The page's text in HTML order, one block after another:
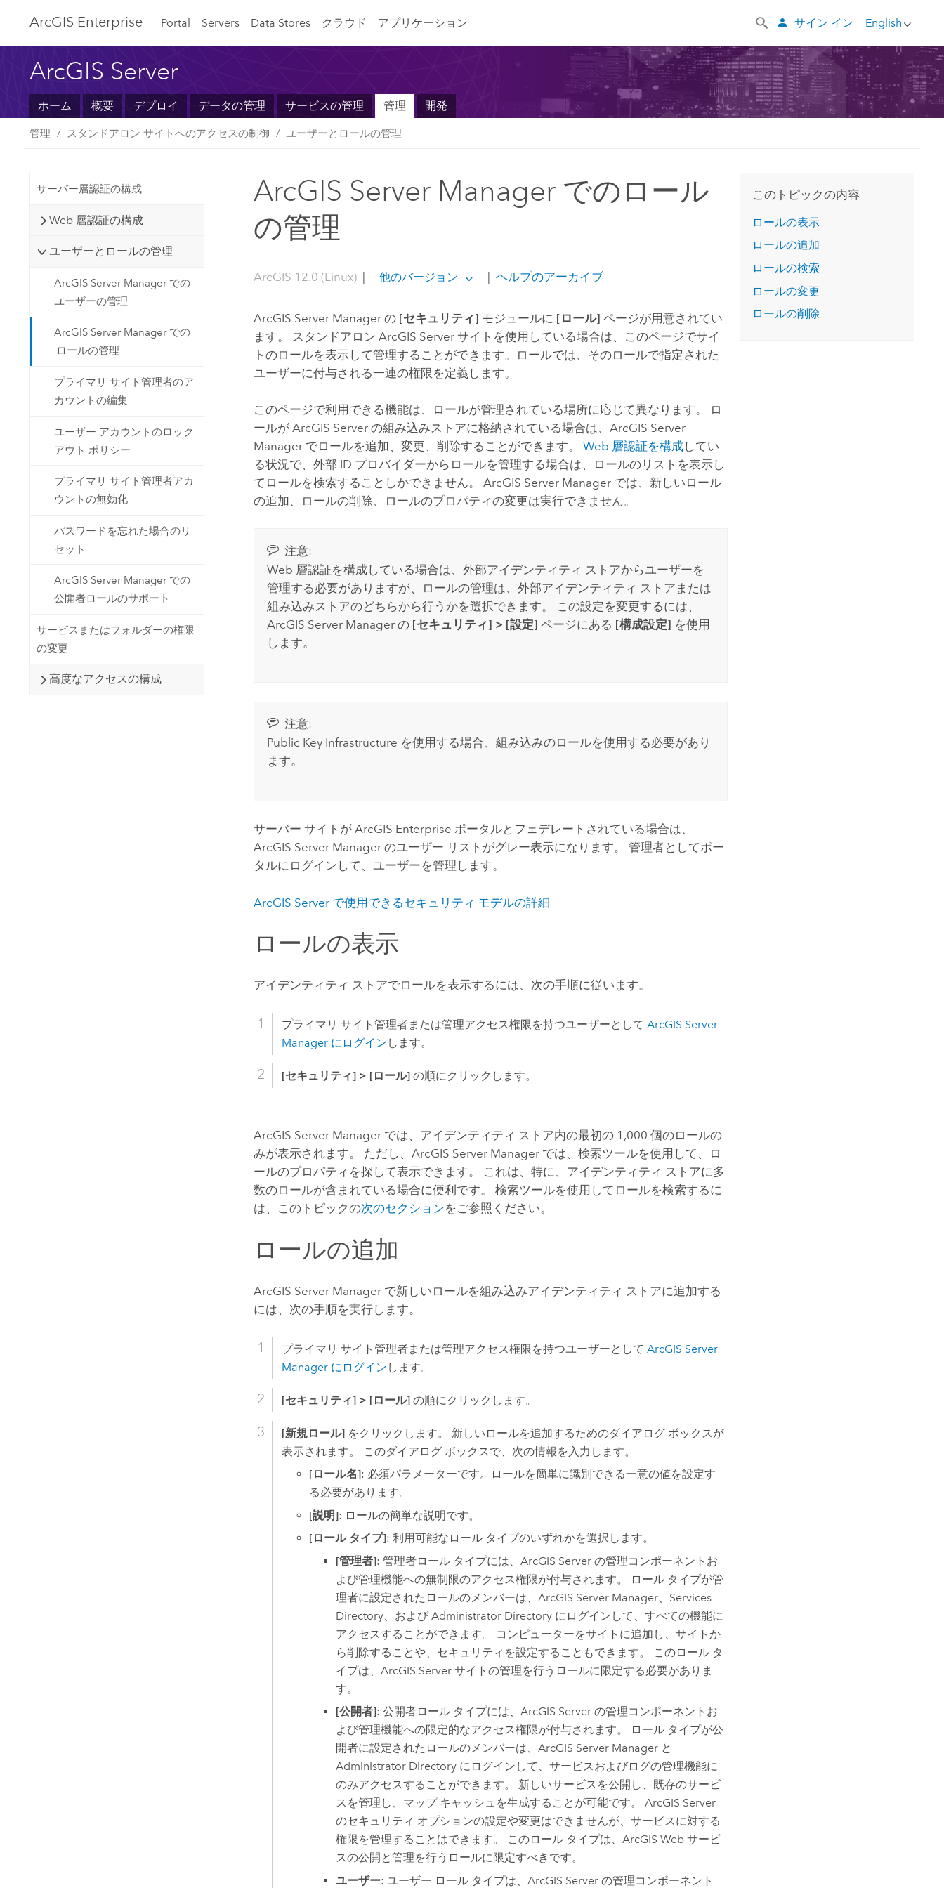
ArcGIS Enterprise Portal Servers Data Stores クラウド アプリケーション English
サイン イン
ArcGIS Server
ホーム 概要 デプロイ データの管理 サービスの管理 管理 開発
管理 スタンドアロン サイトへのアクセスの制御 ユーザーとロールの管理
サーバー層認証の構成
Web 層認証の構成
ユーザーとロールの管理
ArcGIS Server Manager での
ユーザーの管理
ArcGIS Server Manager での
ロールの管理
プライマリ サイト管理者のア
カウントの編集
ユーザー アカウントのロック
アウト ポリシー
プライマリ サイト管理者アカ
ウントの無効化
パスワードを忘れた場合のリ
セット
ArcGIS Server Manager での
公開者ロールのサポート
サービスまたはフォルダーの権限
の変更
高度なアクセスの構成
ArcGIS Server Manager でのロール
の管理
ArcGIS 12.0 (Linux) | 他のバージョン | ヘルプのアーカイブ
ArcGIS Server Manager の [セキュリティ] モジュールに [ロール] ページが用意されてい
ます。 スタンドアロンArcGIS Server サイトを使用している場合は、このページでサイ
トのロールを表示して管理することができます。ロールでは、そのロールで指定された
ユーザーに付与される一連の権限を定義します。
このページで利用できる機能は、ロールが管理されている場所に応じて異なります。 ロ
ールがArcGIS Server の組み込みストアに格納されている場合は、ArcGIS Server
Manager でロールを追加、変更、削除することができます。Web 層認証を構成してい
る状況で、外部 ID プロバイダーからロールを管理する場合は、ロールのリストを表示し
てロールを検索することしかできません。 ArcGIS Server Manager では、新しいロール
の追加、ロールの削除、ロールのプロパティの変更は実行できません。
注意:
Web 層認証を構成している場合は、外部アイデンティティ ストアからユーザーを
管理する必要がありますが、ロールの管理は、外部アイデンティティ ストアまたは
組み込みストアのどちらから行うかを選択できます。 この設定を変更するには、
ArcGIS Server Manager の [セキュリティ] > [設定] ページにある [構成設定] を使用
します。
注意:
Public Key Infrastructure を使用する場合、組み込みのロールを使用する必要があり
ます。
サーバー サイトがArcGIS Enterprise ポータルとフェデレートされている場合は、
ArcGIS Server Manager のユーザー リストがグレー表示になります。 管理者としてポー
タルにログインして、ユーザーを管理します。
ArcGIS Server で使用できるセキュリティ モデルの詳細
ロールの表示
アイデンティティ ストアでロールを表示するには、次の手順に従います。
プライマリ サイト管理者または管理アクセス権限を持つユーザーとしてArcGIS Server
Manager にログイン します。
[セキュリティ] > [ロール] の順にクリックします。
ArcGIS Server Manager では、アイデンティティ ストア内の最初の 1,000 個のロールの
みが表示されます。 ただし、ArcGIS Server Manager では、検索ツールを使用して、ロ
ールのプロパティを探して表示できます。 これは、特に、アイデンティティ ストアに多
数のロールが含まれている場合に便利です。 検索ツールを使用してロールを検索するに
は、このトピックの次のセクションをご参照ください。
ロールの追加
ArcGIS Server Manager で新しいロールを組み込みアイデンティティ ストアに追加する
には、次の手順を実行します。
プライマリ サイト管理者または管理アクセス権限を持つユーザーとしてArcGIS Server
Manager にログイン します。
[セキュリティ] > [ロール] の順にクリックします。
[新規ロール] をクリックします。 新しいロールを追加するためのダイアログ ボックスが
表示されます。 このダイアログ ボックスで、次の情報を入力します。
[ロール名]: 必須パラメーターです。ロールを簡単に識別できる一意の値を設定す
る必要があります。
[説明]: ロールの簡単な説明です。
[ロール タイプ]: 利用可能なロール タイプのいずれかを選択します。
[管理者]: 管理者ロール タイプには、ArcGIS Server の管理コンポーネントお
よび管理機能への無制限のアクセス権限が付与されます。 ロール タイプが管
理者に設定されたロールのメンバーは、ArcGIS Server Manager、Services
Directory、および Administrator Directory にログインして、すべての機能に
アクセスすることができます。 コンピューターをサイトに追加し、サイトか
ら削除することや、セキュリティを設定することもできます。 このロール タ
イプは、ArcGIS Server サイトの管理を行うロールに限定する必要がありま
す。
[公開者]: 公開者ロール タイプには、ArcGIS Server の管理コンポーネントお
よび管理機能への限定的なアクセス権限が付与されます。 ロール タイプが公
開者に設定されたロールのメンバーは、ArcGIS Server Manager と
Administrator Directory にログインして、サービスおよびログの管理機能に
のみアクセスすることができます。 新しいサービスを公開し、既存のサービ
スを管理し、マップ キャッシュを生成することが可能です。ArcGIS Server
のセキュリティ オプションの設定や変更はできませんが、サービスに対する
権限を管理することはできます。 このロール タイプは、ArcGIS Web サービ
スの公開と管理を行うロールに限定すべきです。
ユーザー: ユーザー ロール タイプは、ArcGIS Server の管理コンポーネント
このトピックの内容
ロールの表示
ロールの追加
ロールの検索
ロールの変更
ロールの削除